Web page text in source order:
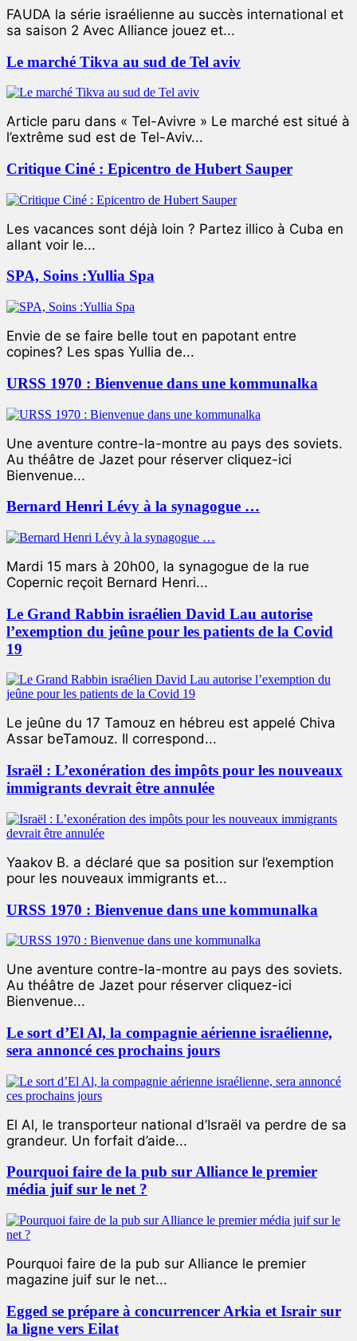
FAUDA la série israélienne au succès international et
sa saison 2 Avec Alliance jouez et...
Le marché Tikva au sud de Tel aviv
Article paru dans « Tel-Avivre » Le marché est situé à
l’extrême sud est de Tel-Aviv...
Critique Ciné : Epicentro de Hubert Sauper
Les vacances sont déjà loin ? Partez illico à Cuba en
allant voir le...
SPA, Soins :Yullia Spa
Envie de se faire belle tout en papotant entre
copines? Les spas Yullia de...
URSS 1970 : Bienvenue dans une kommunalka
Une aventure contre-la-montre au pays des soviets.
Au théâtre de Jazet pour réserver cliquez-ici
Bienvenue...
Bernard Henri Lévy à la synagogue …
Mardi 15 mars à 20h00, la synagogue de la rue
Copernic reçoit Bernard Henri...
Le Grand Rabbin israélien David Lau autorise
l’exemption du jeûne pour les patients de la Covid
19
Le jeûne du 17 Tamouz en hébreu est appelé Chiva
Assar beTamouz. Il correspond...
Israël : L’exonération des impôts pour les nouveaux
immigrants devrait être annulée
Yaakov B. a déclaré que sa position sur l’exemption
pour les nouveaux immigrants et...
URSS 1970 : Bienvenue dans une kommunalka
Une aventure contre-la-montre au pays des soviets.
Au théâtre de Jazet pour réserver cliquez-ici
Bienvenue...
Le sort d’El Al, la compagnie aérienne israélienne,
sera annoncé ces prochains jours
El Al, le transporteur national d’Israël va perdre de sa
grandeur. Un forfait d’aide...
Pourquoi faire de la pub sur Alliance le premier
média juif sur le net ?
Pourquoi faire de la pub sur Alliance le premier
magazine juif sur le net...
Egged se prépare à concurrencer Arkia et Israir sur
la ligne vers Eilat